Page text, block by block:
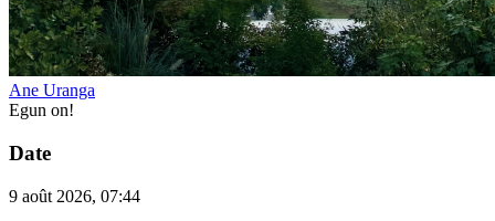
Ane Uranga
Egun on!
Date
9 août 2026, 07:44